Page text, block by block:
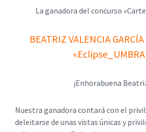
La ganadora del concurso
BEATRIZ VALENCIA
¡Enhorabuena
Nuestra ganadora contará con el
deleitarse de unas vistas únicas y